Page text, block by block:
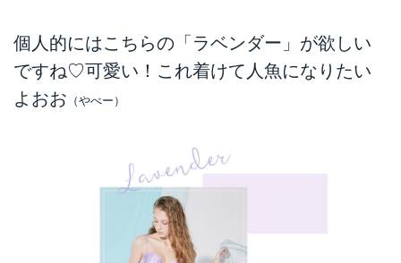
個人的にはこちらの「ラベンダー」が欲しい
ですね♡可愛い！これ着けて人魚になりたい
よおお （やべー）